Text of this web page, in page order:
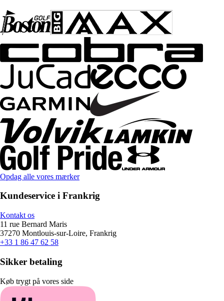
Opdag alle vores mærker
Kundeservice i Frankrig
Kontakt os
11 rue Bernard Maris
37270 Montlouis-sur-Loire, Frankrig
+33 1 86 47 62 58
Sikker betaling
Køb trygt på vores side